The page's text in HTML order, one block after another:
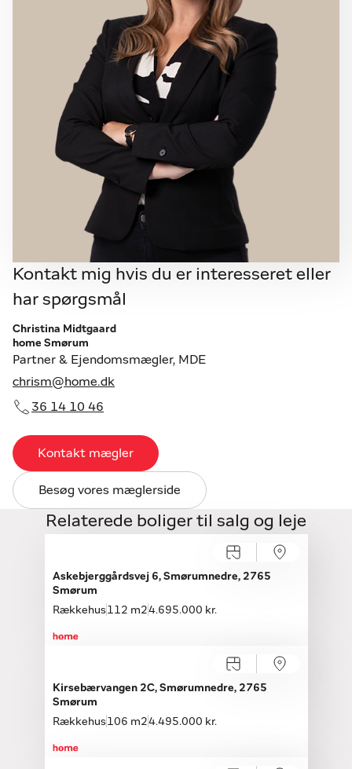
Kontakt mig hvis du er interesseret eller
har spørgsmål
Christina Midtgaard
home Smørum
Partner & Ejendomsmægler, MDE
chrism@home.dk
36 14 10 46
Kontakt mægler
Besøg vores mæglerside
Relaterede boliger til salg og leje
Askebjerggårdsvej 6, Smørumnedre, 2765
Smørum
Rækkehus112 m24.695.000 kr.
Kirsebærvangen 2C, Smørumnedre, 2765
Smørum
Rækkehus106 m24.495.000 kr.